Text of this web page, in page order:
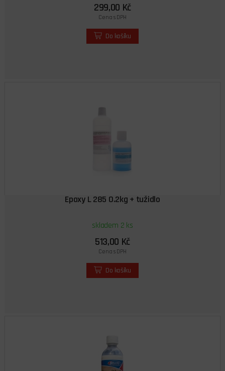
299,00 Kč
Cena s DPH
Do košíku
Epoxy L 285 0.2kg + tužidlo
skladem 2 ks
513,00 Kč
Cena s DPH
Do košíku